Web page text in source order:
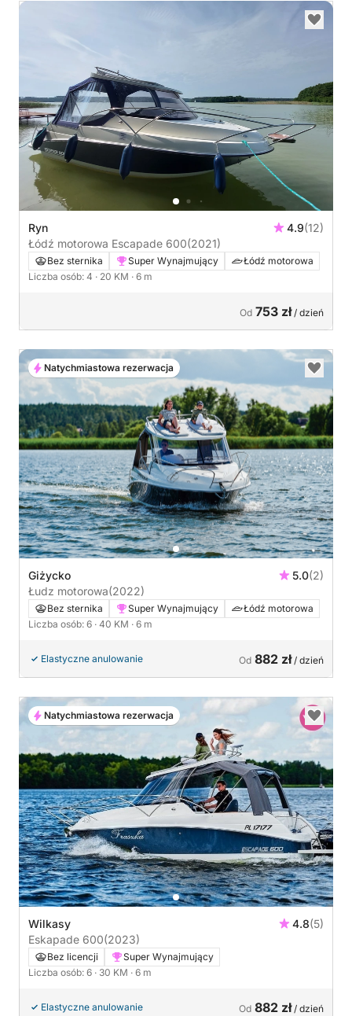
Ryn 4.9(12)
Łódź motorowa Escapade 600(2021)
Bez sternika Super Wynajmujący
Łódź motorowa
Liczba osób: 4 · 20 KM · 6 m
Od 753 zł/ dzień
Giżycko 5.0(2)
Łudz motorowa(2022)
Bez sternika Super Wynajmujący
Łódź motorowa
Liczba osób: 6 · 40 KM · 6 m
Elastyczne anulowanie Od 882 zł/ dzień
Natychmiastowa rezerwacja
Wilkasy 4.8(5)
Eskapade 600(2023)
Bez licencji
Super Wynajmujący
Liczba osób: 6 · 30 KM · 6 m
Elastyczne anulowanie Od 882 zł/ dzień
Natychmiastowa rezerwacja